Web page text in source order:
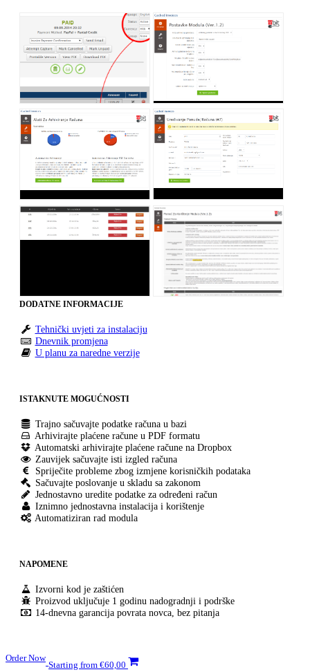
DODATNE INFORMACIJE
Tehnički uvjeti za instalaciju
Dnevnik promjena
U planu za naredne verzije
ISTAKNUTE MOGUĆNOSTI
Trajno sačuvajte podatke računa u bazi
Arhivirajte plaćene račune u PDF formatu
Automatski arhivirajte plaćene račune na Dropbox
Zauvijek sačuvajte isti izgled računa
Spriječite probleme zbog izmjene korisničkih podataka
Sačuvajte poslovanje u skladu sa zakonom
Jednostavno uredite podatke za određeni račun
Iznimno jednostavna instalacija i korištenje
Automatiziran rad modula
NAPOMENE
Izvorni kod je zaštićen
Proizvod uključuje 1 godinu nadogradnji i podrške
14-dnevna garancija povrata novca, bez pitanja
Order Now
Starting from €60,00